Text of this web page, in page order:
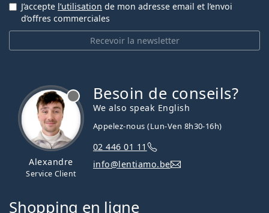
Recevoir la newsletter
J’accepte l’utilisation de mon adresse email et l’envoi
d’offres commerciales
Alexandre
Service Client
Besoin de conseils?
We also speak English
Appelez-nous (Lun-Ven 8h30-16h)
02 446 01 11
info@lentiamo.be
Shopping en ligne